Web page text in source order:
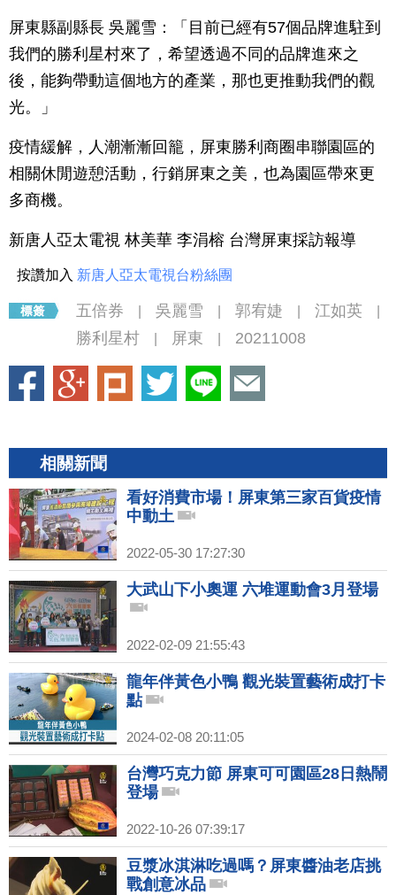
屏東縣副縣長 吳麗雪：「目前已經有57個品牌進駐到
我們的勝利星村來了，希望透過不同的品牌進來之
後，能夠帶動這個地方的產業，那也更推動我們的觀
光。」
疫情緩解，人潮漸漸回籠，屏東勝利商圈串聯園區的
相關休閒遊憩活動，行銷屏東之美，也為園區帶來更
多商機。
新唐人亞太電視 林美華 李涓榕 台灣屏東採訪報導
按讚加入 新唐人亞太電視台粉絲團
五倍券 吳麗雪 郭宥婕 江如英
勝利星村 屏東 20211008
相關新聞
看好消費市場！屏東第三家百貨疫情
中動土
2022-05-30 17:27:30
大武山下小奧運 六堆運動會3月登場
2022-02-09 21:55:43
龍年伴黃色小鴨 觀光裝置藝術成打卡
點
2024-02-08 20:11:05
台灣巧克力節 屏東可可園區28日熱鬧
登場
2022-10-26 07:39:17
豆漿冰淇淋吃過嗎？屏東醬油老店挑
戰創意冰品